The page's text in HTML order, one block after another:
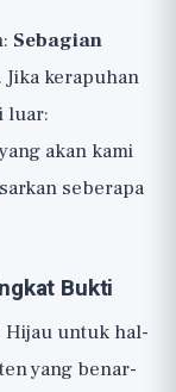
Sebagian
. Jika kerapuhan
luar:
akan kami
seberapa
Bukti
Hijau untuk hal-
yang benar-